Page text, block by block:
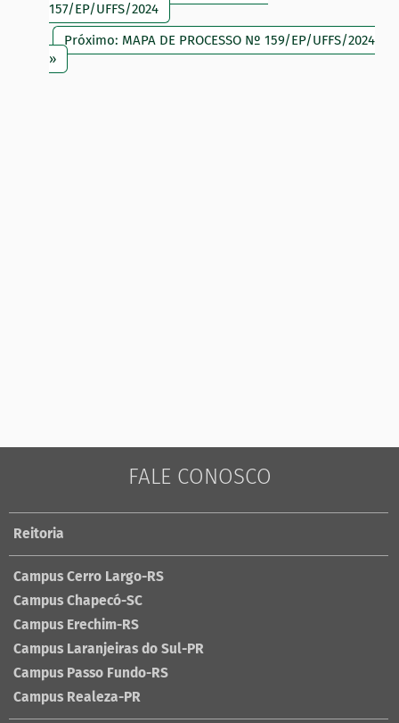
157/EP/UFFS/2024
Próximo: MAPA DE PROCESSO Nº 159/EP/UFFS/2024
»
FALE CONOSCO
Reitoria
Campus Cerro Largo-RS
Campus Chapecó-SC
Campus Erechim-RS
Campus Laranjeiras do Sul-PR
Campus Passo Fundo-RS
Campus Realeza-PR